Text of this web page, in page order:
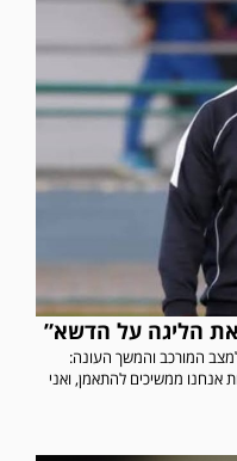
את הליגה על הדשא”
המורכב והמשך העונה:
אנחנו ממשיכים להתאמן, ואני